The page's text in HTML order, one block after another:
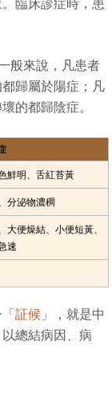
般來說，凡患者
歸屬於陽症；凡
的都歸陰症。
鮮明、舌紅苔黃
分泌物濃稠
便燥結、小便短黃、
速
証候 」，就是中
總結病因、病